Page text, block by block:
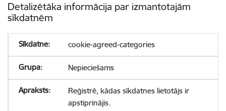
Detalizētāka informācija par izmantotajām
sīkdatnēm
cookie-agreed-categories
Nepieciešams
Reģistrē, kādas sīkdatnes lietotājs ir
apstiprinājis.